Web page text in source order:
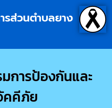
รส่วนตำบลยาง
การป้องกันและ
คคีภัย